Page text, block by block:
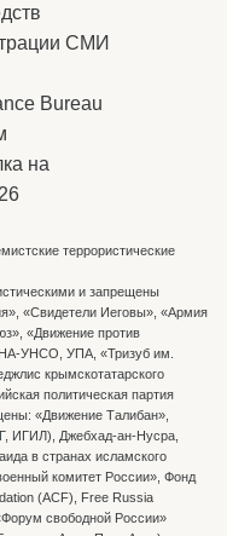
СМИ
Bureau
на
террористические
и запрещены
«Свидетели Иеговы», «Армия
«Движение против
УНСО, УПА, «Тризуб им.
крымскотатарского
политическая партия
«Движение Талибан»,
ИГИЛ), Джебхад-ан-Нусра,
в странах исламского
комитет России», Фонд
(ACF), Free Russia
свободной России»